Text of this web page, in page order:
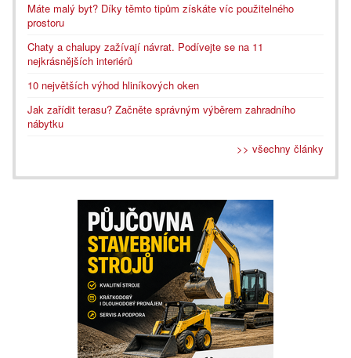
Máte malý byt? Díky těmto tipům získáte víc použitelného
prostoru
Chaty a chalupy zažívají návrat. Podívejte se na 11
nejkrásnějších interiérů
10 největších výhod hliníkových oken
Jak zařídit terasu? Začněte správným výběrem zahradního
nábytku
>> všechny články